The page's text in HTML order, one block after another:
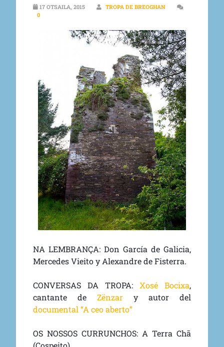
17 OTSAILA, 2015
TROPA DE BREOGHAN
0
NA LEMBRANÇA: Don García de Galicia,
Mercedes Vieito y Alexandre de Fisterra.
CONVERSAS DA TROPA: Xosé Bocixa,
cantante de Zënzary autor del
documental “A ceo aberto”
OS NOSSOS CURRUNCHOS: A Terra Chã